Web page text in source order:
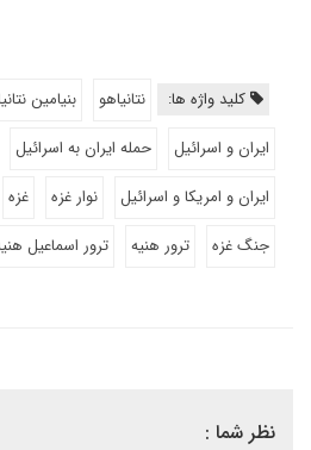
کلید واژه ها: نتانیاهو بنیامین
ایران و اسرائیل
حمله ایران به اسرائیل
ایران و امریکا و اسرائیل
نوار غزه غزه
جنگ غزه
ترور هنیه ترور اسماعیل
نظر شما :